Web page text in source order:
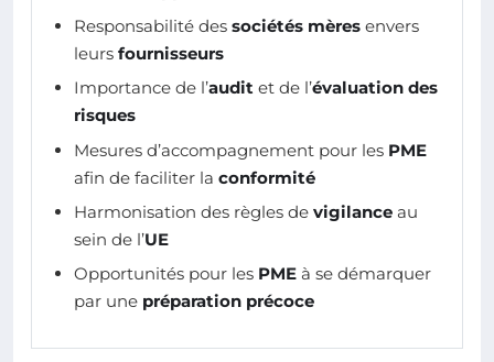
Responsabilité des sociétés mères envers
leurs fournisseurs
Importance de l’audit et de l’évaluation des
risques
Mesures d’accompagnement pour les PME
afin de faciliter la conformité
Harmonisation des règles de vigilance au
sein de l’UE
Opportunités pour les PME à se démarquer
par une préparation précoce